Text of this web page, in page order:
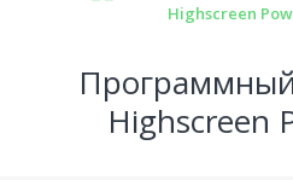
Highscreen
Highscreen